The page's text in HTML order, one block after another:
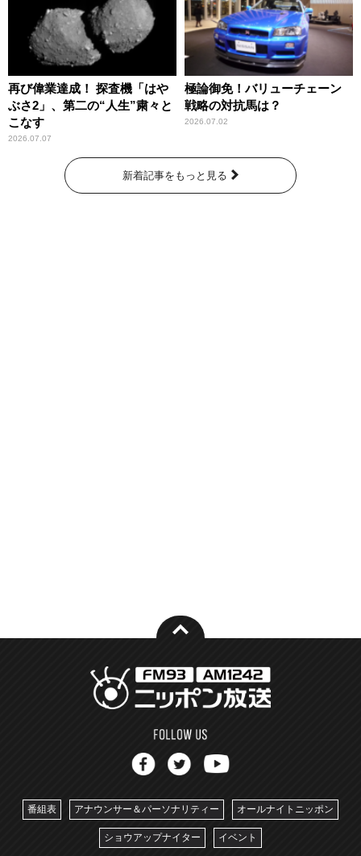
再び偉業達成！ 探査機「はや
ぶさ2」、第二の“人生”粛々と
こなす
2026.07.07
極論御免！バリューチェーン
戦略の対抗馬は？
2026.07.02
新着記事をもっと見る
番組表 アナウンサー＆パーソナリティー オールナイトニッポン
ショウアップナイター イベント